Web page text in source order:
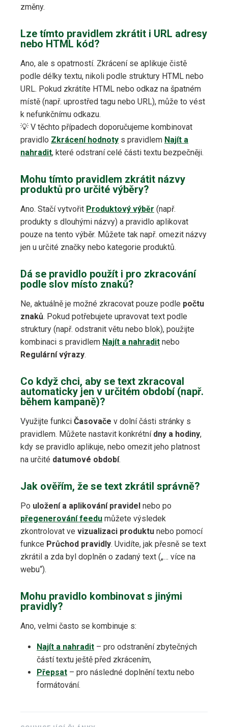
změny.
Lze tímto pravidlem zkrátit i URL adresy
nebo HTML kód?
Ano, ale s opatrností. Zkrácení se aplikuje čistě
podle délky textu, nikoli podle struktury HTML nebo
URL. Pokud zkrátíte HTML nebo odkaz na špatném
místě (např. uprostřed tagu nebo URL), může to vést
k nefunkčnímu odkazu.
💡 V těchto případech doporučujeme kombinovat
pravidlo Zkrácení hodnoty s pravidlem Najít a
nahradit, které odstraní celé části textu bezpečněji.
Mohu tímto pravidlem zkrátit názvy
produktů pro určité výběry?
Ano. Stačí vytvořit Produktový výběr (např.
produkty s dlouhými názvy) a pravidlo aplikovat
pouze na tento výběr. Můžete tak např. omezit názvy
jen u určité značky nebo kategorie produktů.
Dá se pravidlo použít i pro zkracování
podle slov místo znaků?
Ne, aktuálně je možné zkracovat pouze podle počtu
znaků. Pokud potřebujete upravovat text podle
struktury (např. odstranit větu nebo blok), použijte
kombinaci s pravidlem Najít a nahradit nebo
Regulární výrazy.
Co když chci, aby se text zkracoval
automaticky jen v určitém období (např.
během kampaně)?
Využijte funkci Časovače v dolní části stránky s
pravidlem. Můžete nastavit konkrétní dny a hodiny,
kdy se pravidlo aplikuje, nebo omezit jeho platnost
na určité datumové období.
Jak ověřím, že se text zkrátil správně?
Po uložení a aplikování pravidel nebo po
přegenerování feedu můžete výsledek
zkontrolovat ve vizualizaci produktu nebo pomocí
funkce Průchod pravidly. Uvidíte, jak přesně se text
zkrátil a zda byl doplněn o zadaný text („… více na
webu“).
Mohu pravidlo kombinovat s jinými
pravidly?
Ano, velmi často se kombinuje s:
Najít a nahradit – pro odstranění zbytečných
částí textu ještě před zkrácením,
Přepsat – pro následné doplnění textu nebo
formátování.